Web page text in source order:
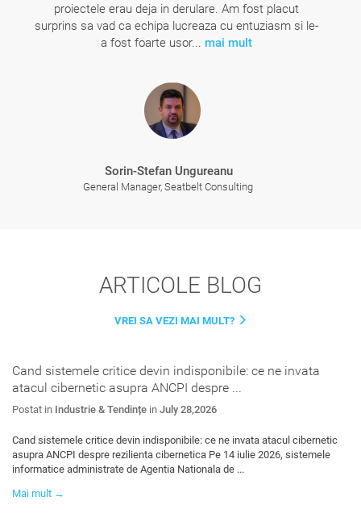
proiectele erau deja in derulare. Am fost placut
surprins sa vad ca echipa lucreaza cu entuziasm si le-
a fost foarte usor... mai mult
Sorin-Stefan Ungureanu
General Manager, Seatbelt Consulting
ARTICOLE BLOG
VREI SA VEZI MAI MULT?
Cand sistemele critice devin indisponibile: ce ne invata
atacul cibernetic asupra ANCPI despre ...
Postat in Industrie & Tendințe in July 28,2026
Cand sistemele critice devin indisponibile: ce ne invata atacul cibernetic
asupra ANCPI despre rezilienta cibernetica Pe 14 iulie 2026, sistemele
informatice administrate de Agentia Nationala de ...
Mai mult →